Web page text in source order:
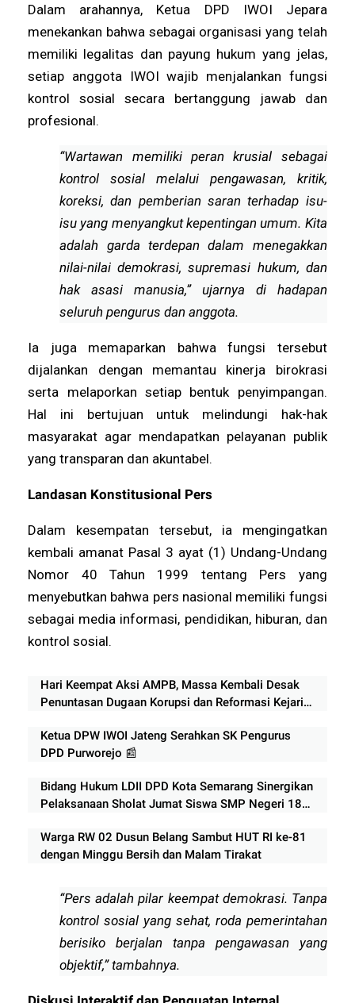
Dalam arahannya, Ketua DPD IWOI Jepara
menekankan bahwa sebagai organisasi yang telah
memiliki legalitas dan payung hukum yang jelas,
setiap anggota IWOI wajib menjalankan fungsi
kontrol sosial secara bertanggung jawab dan
profesional.
“Wartawan memiliki peran krusial sebagai
kontrol sosial melalui pengawasan, kritik,
koreksi, dan pemberian saran terhadap isu-
isu yang menyangkut kepentingan umum. Kita
adalah garda terdepan dalam menegakkan
nilai-nilai demokrasi, supremasi hukum, dan
hak asasi manusia,” ujarnya di hadapan
seluruh pengurus dan anggota.
Ia juga memaparkan bahwa fungsi tersebut
dijalankan dengan memantau kinerja birokrasi
serta melaporkan setiap bentuk penyimpangan.
Hal ini bertujuan untuk melindungi hak-hak
masyarakat agar mendapatkan pelayanan publik
yang transparan dan akuntabel.
Landasan Konstitusional Pers
Dalam kesempatan tersebut, ia mengingatkan
kembali amanat Pasal 3 ayat (1) Undang-Undang
Nomor 40 Tahun 1999 tentang Pers yang
menyebutkan bahwa pers nasional memiliki fungsi
sebagai media informasi, pendidikan, hiburan, dan
kontrol sosial.
Hari Keempat Aksi AMPB, Massa Kembali Desak
Penuntasan Dugaan Korupsi dan Reformasi Kejari
Ketua DPW IWOI Jateng Serahkan SK Pengurus
DPD Purworejo 📰
Bidang Hukum LDII DPD Kota Semarang Sinergikan
Pelaksanaan Sholat Jumat Siswa SMP Negeri 18
Warga RW 02 Dusun Belang Sambut HUT RI ke-81
dengan Minggu Bersih dan Malam Tirakat
“Pers adalah pilar keempat demokrasi. Tanpa
kontrol sosial yang sehat, roda pemerintahan
berisiko berjalan tanpa pengawasan yang
objektif,” tambahnya.